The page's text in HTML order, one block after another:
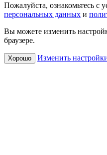
Пожалуйста, ознакомьтесь с
персональных данных и
Вы можете изменить
браузере.
Хорошо Изменить